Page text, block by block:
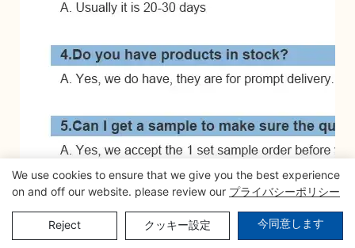
We use cookies to ensure that we give you the best experience
on and off our website. please review our プライバシーポリシー
Reject クッキー設定 今同意します